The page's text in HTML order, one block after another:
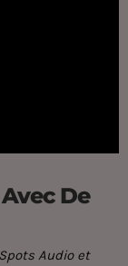
De
Audio et